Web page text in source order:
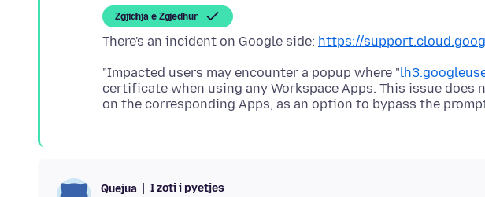
Zgjidhja e Zgjedhur
There's an incident on Google side: https://
"Impacted users may encounter a popup where "
certificate when using any Workspace Apps. This issue
Quejua I zoti i pyetjes